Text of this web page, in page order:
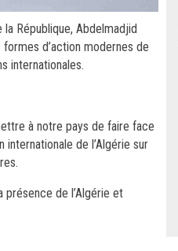
République, Abdelmadjid
d’action modernes de
internationales.
à notre pays de faire face
de l’Algérie sur
de l’Algérie et